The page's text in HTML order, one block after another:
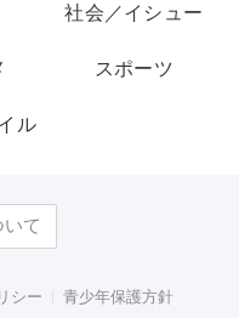
社会／イシュー
スポーツ
ル
いて
シー 青少年保護方針